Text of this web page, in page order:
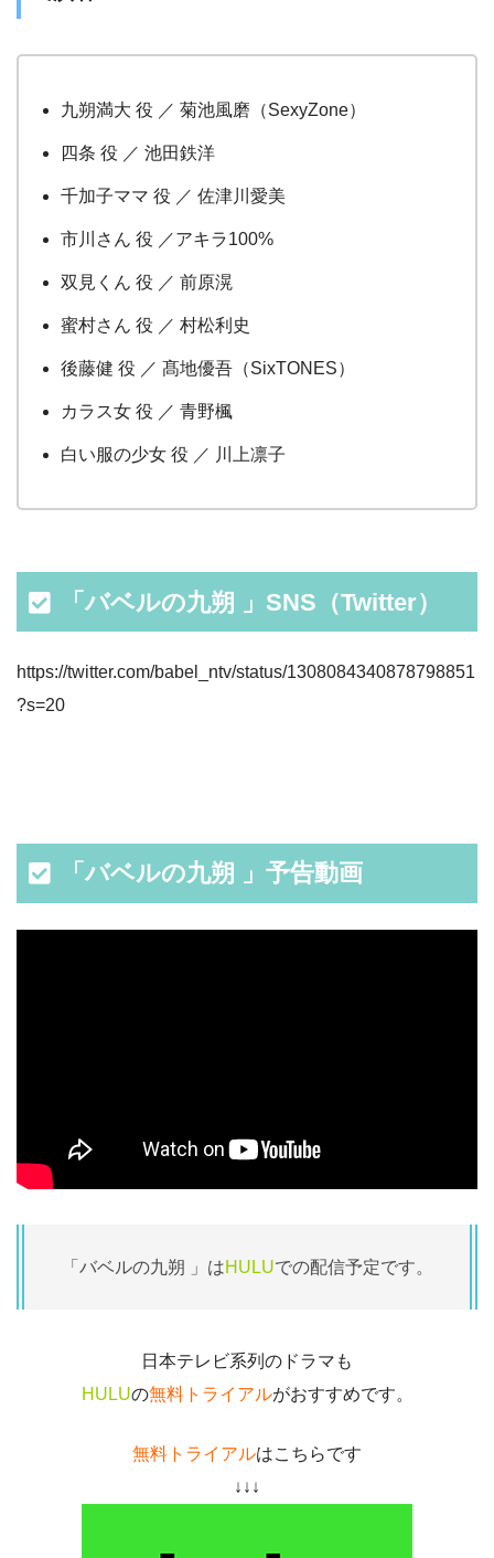
九朔満大 役 ／ 菊池風磨（SexyZone）
四条 役 ／ 池田鉄洋
千加子ママ 役 ／ 佐津川愛美
市川さん 役 ／アキラ100%
双見くん 役 ／ 前原滉
蜜村さん 役 ／ 村松利史
後藤健 役 ／ 髙地優吾（SixTONES）
カラス女 役 ／ 青野楓
白い服の少女 役 ／ 川上凛子
「バベルの九朔 」SNS（Twitter）
https://twitter.com/babel_ntv/status/1308084340878798851
?s=20
「バベルの九朔 」予告動画
「バベルの九朔 」はHULUでの配信予定です。
日本テレビ系列のドラマも
HULUの無料トライアルがおすすめです。
無料トライアルはこちらです
↓↓↓